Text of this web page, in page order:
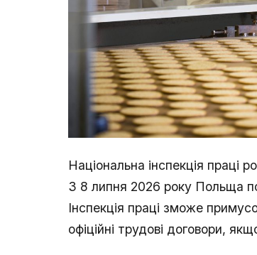
Національна інспекція праці
З 8 липня 2026 року Польща
Інспекція праці зможе
офіційні трудові договори,